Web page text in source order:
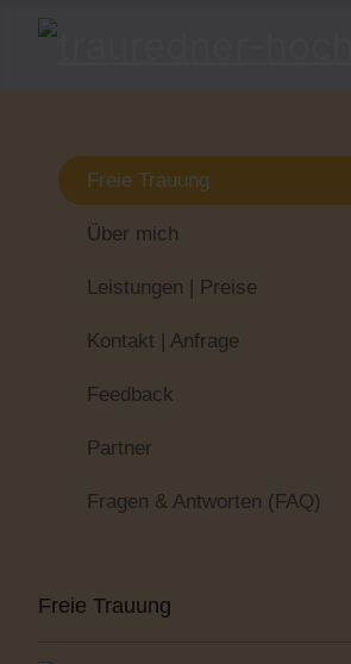
Freie Trauung
Über mich
Leistungen | Preise
Kontakt | Anfrage
Feedback
Partner
Fragen & Antworten (FAQ)
Freie Trauung